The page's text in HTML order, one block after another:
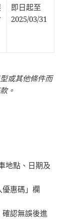
即日起至
2025/03/31
或其他條件而
。
地點、日期及
優惠碼」欄
確認無誤後進